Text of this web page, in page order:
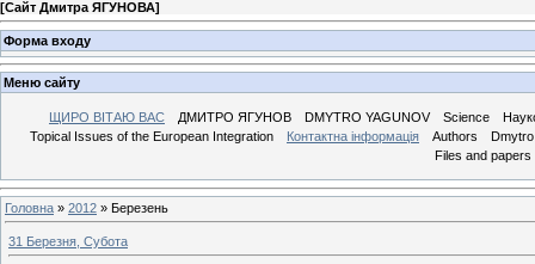
[Сайт Дмитра ЯГУНОВА]
Форма входу
Меню сайту
ЩИРО ВІТАЮ ВАС ДМИТРО ЯГУНОВ DMYTRO YAGUNOV Science
Topical Issues of the European Integration
Контактна інформація Authors
Files and papers
Головна » 2012 » Березень
31 Березня, Субота